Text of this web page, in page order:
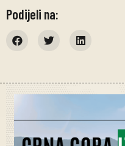
Podijeli na: